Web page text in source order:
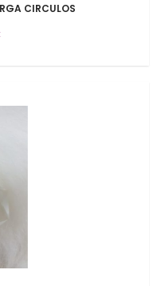
CIRCULOS